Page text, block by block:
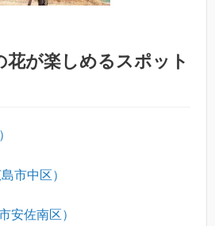
花が楽しめるスポット
市中区）
安佐南区）